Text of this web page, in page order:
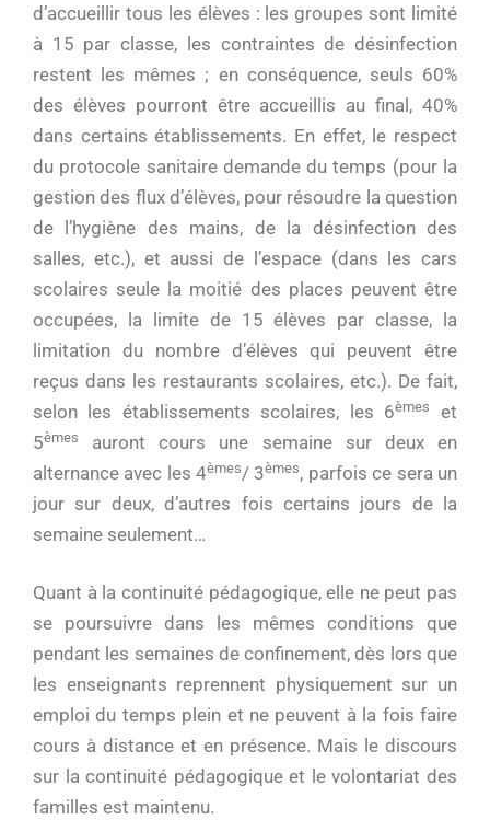
d’accueillir tous les élèves : les groupes sont limité
à 15 par classe, les contraintes de désinfection
restent les mêmes ; en conséquence, seuls 60%
des élèves pourront être accueillis au final, 40%
dans certains établissements. En effet, le respect
du protocole sanitaire demande du temps (pour la
gestion des flux d’élèves, pour résoudre la question
de l’hygiène des mains, de la désinfection des
salles, etc.), et aussi de l’espace (dans les cars
scolaires seule la moitié des places peuvent être
occupées, la limite de 15 élèves par classe, la
limitation du nombre d’élèves qui peuvent être
reçus dans les restaurants scolaires, etc.). De fait,
selon les établissements scolaires, les 6èmes
et
5èmes
auront cours une semaine sur deux en
alternance avec les 4èmes/ 3èmes, parfois ce sera un
jour sur deux, d’autres fois certains jours de la
semaine seulement…
Quant à la continuité pédagogique, elle ne peut pas
se poursuivre dans les mêmes conditions que
pendant les semaines de confinement, dès lors que
les enseignants reprennent physiquement sur un
emploi du temps plein et ne peuvent à la fois faire
cours à distance et en présence. Mais le discours
sur la continuité pédagogique et le volontariat des
familles est maintenu.